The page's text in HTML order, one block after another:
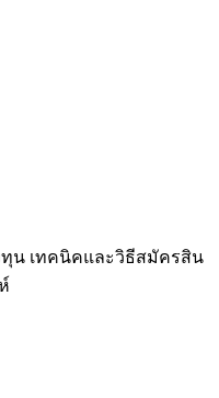
ทุน เทคนิคและวิธีสมัครสิน